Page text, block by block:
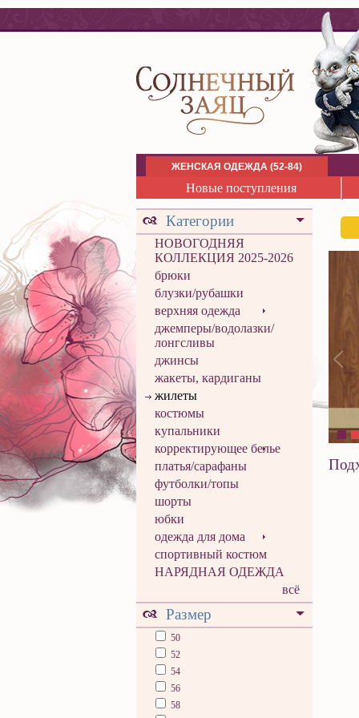
ЖЕНСКАЯ ОДЕЖДА (52-84)
Новые поступления
Категории
НОВОГОДНЯЯ
КОЛЛЕКЦИЯ 2025-2026
брюки
блузки/рубашки
верхняя одежда
джемперы/водолазки/
лонгсливы
джинсы
жакеты, кардиганы
жилеты
костюмы
купальники
корректирующее белье
платья/сарафаны
футболки/топы
шорты
юбки
одежда для дома
спортивный костюм
НАРЯДНАЯ ОДЕЖДА
всё
Размер
50
52
54
56
58